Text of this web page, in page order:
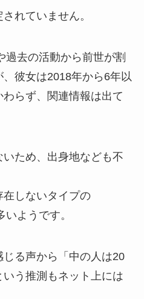
れていません。
過去の活動から前世が割
彼女は2018年から6年以
わらず、関連情報は出て
ため、出身地なども不
しないタイプの
ようです。
る声から「中の人は20
う推測もネット上には